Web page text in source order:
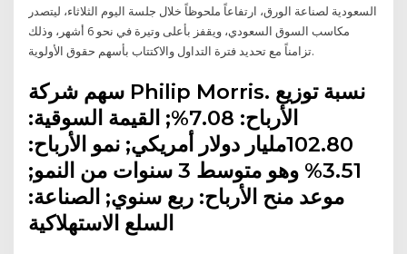
السعودية لصناعة الورق، ارتفاعاً ملحوظاً خلال جلسة اليوم الثلاثاء، ليتصدر
مكاسب السوق السعودي، ويقفز بأعلى وتيرة في نحو 6 أشهر، وذلك
تزامناً مع تحديد فترة التداول والاكتتاب بأسهم حقوق الأولوية.
سهم شركة Philip Morris. نسبة توزيع
الأرباح: 7.08%; القيمة السوقية:
102.80مليار دولار أمريكي; نمو الأرباح:
3.51% وهو متوسط 3 سنوات من النمو;
موعد منح الأرباح: ربع سنوي; الصناعة:
السلع الاستهلاكية